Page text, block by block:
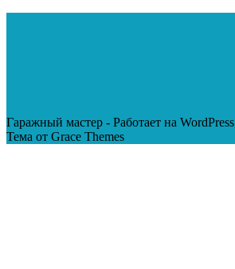
Гаражный мастер - Работает на WordPress
Тема от Grace Themes